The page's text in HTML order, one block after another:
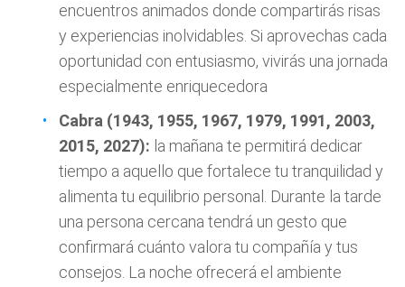
encuentros animados donde compartirás risas
y experiencias inolvidables. Si aprovechas cada
oportunidad con entusiasmo, vivirás una jornada
especialmente enriquecedora
Cabra (1943, 1955, 1967, 1979, 1991, 2003,
2015, 2027): la mañana te permitirá dedicar
tiempo a aquello que fortalece tu tranquilidad y
alimenta tu equilibrio personal. Durante la tarde
una persona cercana tendrá un gesto que
confirmará cuánto valora tu compañía y tus
consejos. La noche ofrecerá el ambiente